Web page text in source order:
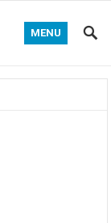
MENU